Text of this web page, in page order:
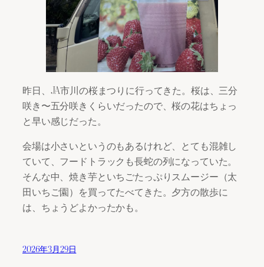
昨日、JA市川の桜まつりに行ってきた。桜は、三分
咲き〜五分咲きくらいだったので、桜の花はちょっ
と早い感じだった。
会場は小さいというのもあるけれど、とても混雑し
ていて、フードトラックも長蛇の列になっていた。
そんな中、焼き芋といちごたっぷりスムージー（太
田いちご園）を買ってたべてきた。夕方の散歩に
は、ちょうどよかったかも。
2026年3月29日